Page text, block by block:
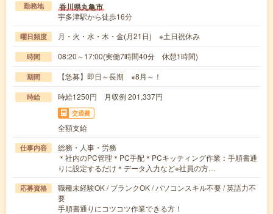
勤務地 香川県丸亀市
宇多津駅から徒歩16分
曜日頻度 月・火・水・木・金(月21日) ※土日祝休み
時間 08:20～17:00(実働7時間40分 休憩1時間)
期間 【急募】即日～長期 ※8月～！
時給 時給1250円 月収例 201,337円
交通費
全額支給
仕事内容
総務・人事・労務
＊社内のPC管理＊PC手配＊PCキッティング作業：手順書通
りに設定するだけ＊データ入力など※社員の方…
応募資格
職種未経験OK / ブランクOK / パソコンスキル不要 / 英語力不
要
手順書通りにコツコツ作業できる方！